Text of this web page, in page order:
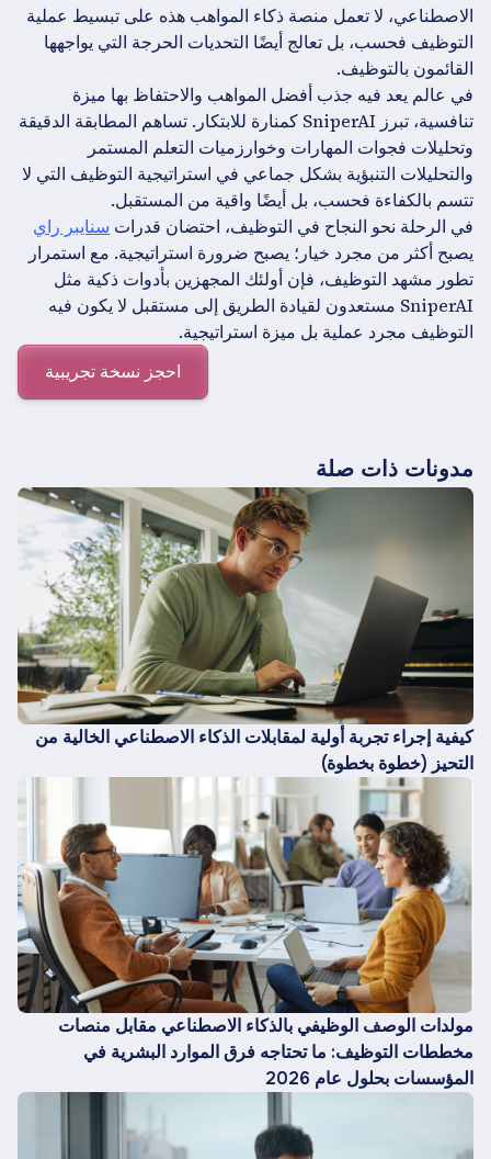
الاصطناعي، لا تعمل منصة ذكاء المواهب هذه على تبسيط عملية
التوظيف فحسب، بل تعالج أيضًا التحديات الحرجة التي يواجهها
القائمون بالتوظيف.
في عالم يعد فيه جذب أفضل المواهب والاحتفاظ بها ميزة
تنافسية، تبرز SniperAI كمنارة للابتكار. تساهم المطابقة الدقيقة
وتحليلات فجوات المهارات وخوارزميات التعلم المستمر
والتحليلات التنبؤية بشكل جماعي في استراتيجية التوظيف التي لا
تتسم بالكفاءة فحسب، بل أيضًا واقية من المستقبل.
في الرحلة نحو النجاح في التوظيف، احتضان قدراتسنايبر راي
يصبح أكثر من مجرد خيار؛ يصبح ضرورة استراتيجية. مع استمرار
تطور مشهد التوظيف، فإن أولئك المجهزين بأدوات ذكية مثل
SniperAI مستعدون لقيادة الطريق إلى مستقبل لا يكون فيه
التوظيف مجرد عملية بل ميزة استراتيجية.
احجز نسخة تجريبية
مدونات ذات صلة
كيفية إجراء تجربة أولية لمقابلات الذكاء الاصطناعي الخالية من
التحيز (خطوة بخطوة)
مولدات الوصف الوظيفي بالذكاء الاصطناعي مقابل منصات
مخططات التوظيف: ما تحتاجه فرق الموارد البشرية في
المؤسسات بحلول عام 2026